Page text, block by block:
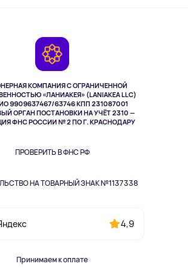
КОМПАНИЯ С ОГРАНИЧЕННОЙ
«ЛАНИАКЕЯ» (LANIAKEA LLC)
9909637467/63746 КПП 231087001
ОРГАН ПОСТАНОВКИ НА УЧЁТ 2310 —
ФНС РОССИИ № 2 ПО Г. КРАСНОДАРУ
ПРОВЕРИТЬ В ФНС РФ
НА ТОВАРНЫЙ ЗНАК №1137338
4,9
Принимаем к оплате